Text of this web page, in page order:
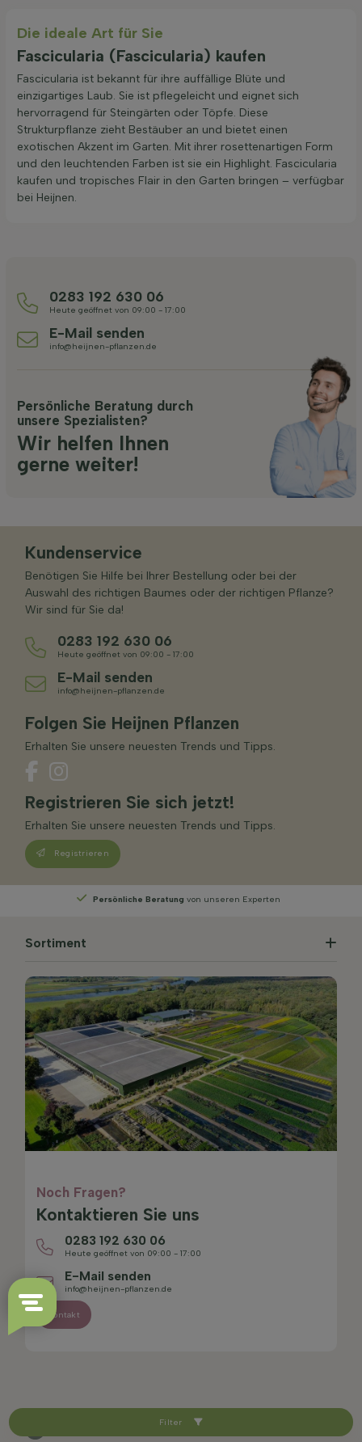
Filter
Die ideale Art für Sie
Fascicularia (Fascicularia) kaufen
Fascicularia ist bekannt für ihre auffällige Blüte und
einzigartiges Laub. Sie ist pflegeleicht und eignet sich
hervorragend für Steingärten oder Töpfe. Diese
Strukturpflanze zieht Bestäuber an und bietet einen
exotischen Akzent im Garten. Mit ihrer rosettenartigen Form
und den leuchtenden Farben ist sie ein Highlight. Fascicularia
kaufen und tropisches Flair in den Garten bringen – verfügbar
bei Heijnen.
0283 192 630 06
Heute geöffnet von 09:00 - 17:00
E-Mail senden
info@heijnen-pflanzen.de
Persönliche Beratung durch
unsere Spezialisten?
Wir helfen Ihnen
gerne weiter!
Kundenservice
Benötigen Sie Hilfe bei Ihrer Bestellung oder bei der
Auswahl des richtigen Baumes oder der richtigen Pflanze?
Wir sind für Sie da!
0283 192 630 06
Heute geöffnet von 09:00 - 17:00
E-Mail senden
info@heijnen-pflanzen.de
Folgen Sie Heijnen Pflanzen
Erhalten Sie unsere neuesten Trends und Tipps.
Registrieren Sie sich jetzt!
Erhalten Sie unsere neuesten Trends und Tipps.
Registrieren
Persönliche Beratungvon unseren Experten
Sortiment
Noch Fragen?
Kontaktieren Sie uns
0283 192 630 06
Heute geöffnet von 09:00 - 17:00
E-Mail senden
info@heijnen-pflanzen.de
Kontakt
4.4/5